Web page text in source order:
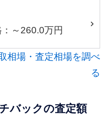
～260.0万円
相場・査定相場を調べ
る
バックの査定額